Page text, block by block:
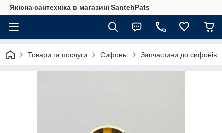
Якісна сантехніка в магазині SantehPats
Товари та послуги Сифоны Запчастини до сифонів